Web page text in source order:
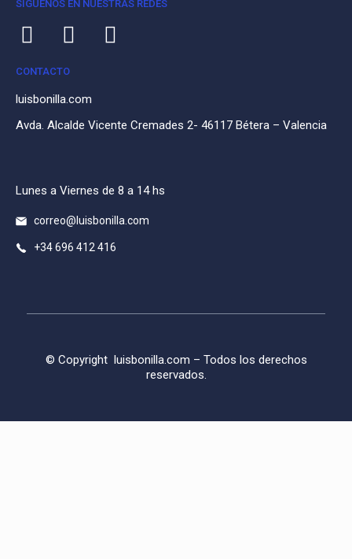
SÍGUENOS EN NUESTRAS REDES
CONTACTO
luisbonilla.com
Avda. Alcalde Vicente Cremades 2- 46117 Bétera – Valencia
Lunes a Viernes de 8 a 14 hs
correo@luisbonilla.com
+34 696 412 416
© Copyright luisbonilla.com – Todos los derechos
reservados.